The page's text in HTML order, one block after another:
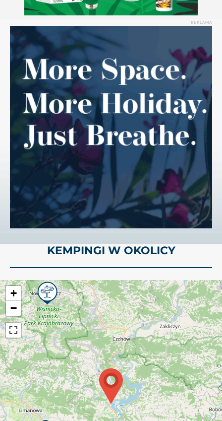
REKLAMA
KEMPINGI W OKOLICY
+
−